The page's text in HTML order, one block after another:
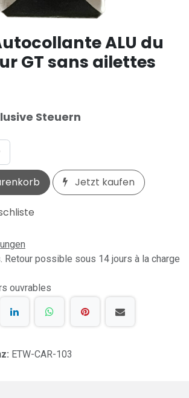
ALU du
GT sans ailettes
Steuern
Jetzt kaufen
Retour possible sous 14 jours à la charge
ouvrables
ETW-CAR-103